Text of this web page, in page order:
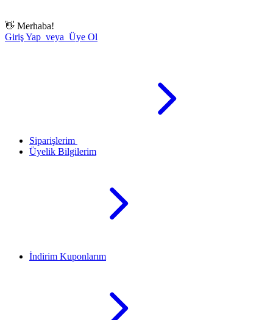
👋 Merhaba!
Giriş Yap veya Üye Ol
Siparişlerim
Üyelik Bilgilerim
İndirim Kuponlarım